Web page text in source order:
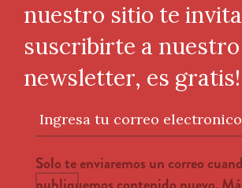
nuestro sitio te
suscribirte a nuestro
newsletter, es gratis!
Ingresa tu correo electronico
Solo te enviaremos un correo